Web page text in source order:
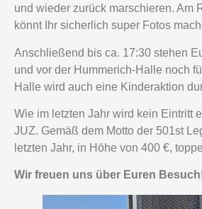
und wieder zurück marschieren. Am
könnt Ihr sicherlich super Fotos
Anschließend bis ca. 17:30 stehen
und vor der Hummerich-Halle noch
Halle wird auch eine Kinderaktion
Wie im letzten Jahr wird kein Eintritt
JUZ. Gemäß dem Motto der 501st
letzten Jahr, in Höhe von 400 €,
Wir freuen uns über Euren Besuch